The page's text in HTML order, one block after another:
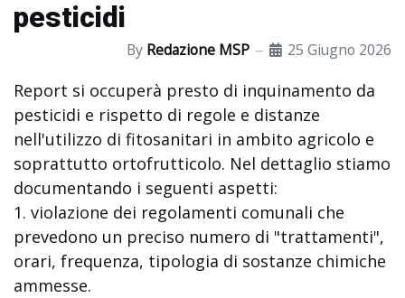
pesticidi
By Redazione MSP 25 Giugno 2026
Report si occuperà presto di inquinamento da
pesticidi e rispetto di regole e distanze
nell'utilizzo di fitosanitari in ambito agricolo e
soprattutto ortofrutticolo. Nel dettaglio stiamo
documentando i seguenti aspetti:
1. violazione dei regolamenti comunali che
prevedono un preciso numero di "trattamenti",
orari, frequenza, tipologia di sostanze chimiche
ammesse.